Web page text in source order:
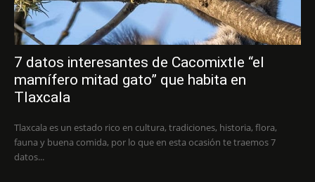
7 datos interesantes de Cacomixtle “el
mamífero mitad gato” que habita en
Tlaxcala
Tlaxcala es un estado rico en cultura, tradiciones, historia, flora,
fauna y buena comida, por lo que en esta ocasión te traemos 7
datos...